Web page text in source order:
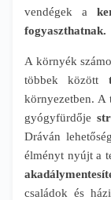
vendégek a
fogyaszthatnak.
A környék
többek között
környezetben. A
gyógyfürdője
Dráván
élményt nyújt a
családok és